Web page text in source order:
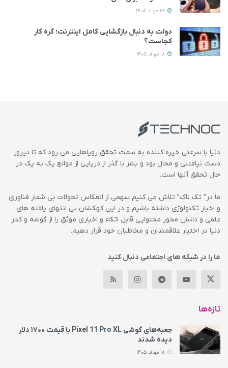
دولت به دنبال بازگشایی کامل اینترنت؛ گره کار
کجاست؟
دنیا با سرعتی خیره کننده به سمت تحقق رویاهایی می رود که تا دیروز
دست نیافتنی و محال بود و بشر با گذر از دریایی از موانع یک به یک در
حال تحقق آنها است.
ما در” تک ناک” تلاش می کنیم سهمی از انعکاس تحولات بی شمار فناوری
و اخبار تکنولوژی داشته باشیم و در این کهکشان بی انتهای یافته های
علمی و دانش محور محتوایی قابل اتکاء و اخباری موثق را از گوشه و کنار
دنیا در اختیار علاقمندان و مخاطبان خود قرار دهیم.
ما را در شبکه های اجتماعی دنبال کنید
تازه‌ها
جعبه‌های گوشی Pixel 11 Pro XL با قیمت ۱۷۰۰ دلار
دیده شدند